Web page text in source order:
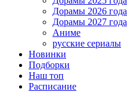
Дорамы 2026 года
Дорамы 2027 года
Аниме
русские сериалы
Новинки
Подборки
Наш топ
Расписание